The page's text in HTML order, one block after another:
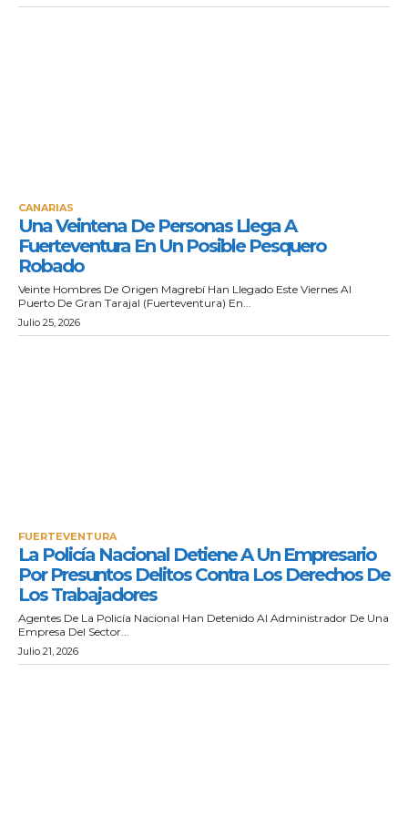
CANARIAS
Una Veintena De Personas Llega A
Fuerteventura En Un Posible Pesquero
Robado
Veinte Hombres De Origen Magrebí Han Llegado Este Viernes Al
Puerto De Gran Tarajal (Fuerteventura) En...
Julio 25, 2026
FUERTEVENTURA
La Policía Nacional Detiene A Un Empresario
Por Presuntos Delitos Contra Los Derechos De
Los Trabajadores
Agentes De La Policía Nacional Han Detenido Al Administrador De Una
Empresa Del Sector...
Julio 21, 2026